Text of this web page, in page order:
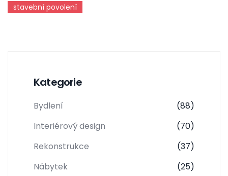
stavební povolení
Kategorie
Bydlení
(88)
Interiérový design
(70)
Rekonstrukce
(37)
Nábytek
(25)